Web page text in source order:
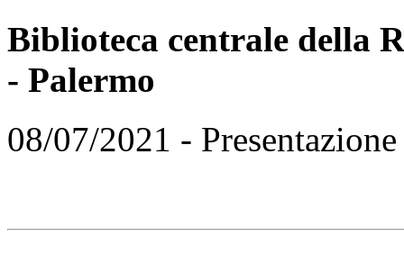
Biblioteca centrale della
- Palermo
08/07/2021 -